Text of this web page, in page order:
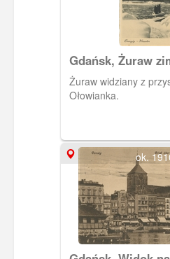
Gdańsk, Żuraw
Żuraw widziany z
Ołowianka.
ok.